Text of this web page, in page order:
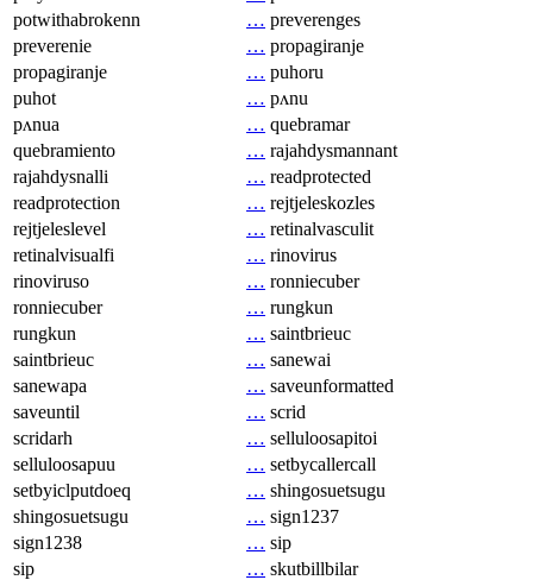
potwithabrokenn
… preverenges
preverenie
… propagiranje
propagiranje
… puhoru
puhot
… pʌnu
pʌnua
… quebramar
quebramiento
… rajahdysmannant
rajahdysnalli
… readprotected
readprotection
… rejtjeleskozles
rejtjeleslevel
… retinalvasculit
retinalvisualfi
… rinovirus
rinoviruso
… ronniecuber
ronniecuber
… rungkun
rungkun
… saintbrieuc
saintbrieuc
… sanewai
sanewapa
… saveunformatted
saveuntil
… scrid
scridarh
… selluloosapitoi
selluloosapuu
… setbycallercall
setbyiclputdoeq
… shingosuetsugu
shingosuetsugu
… sign1237
sign1238
… sip
sip
… skutbillbilar